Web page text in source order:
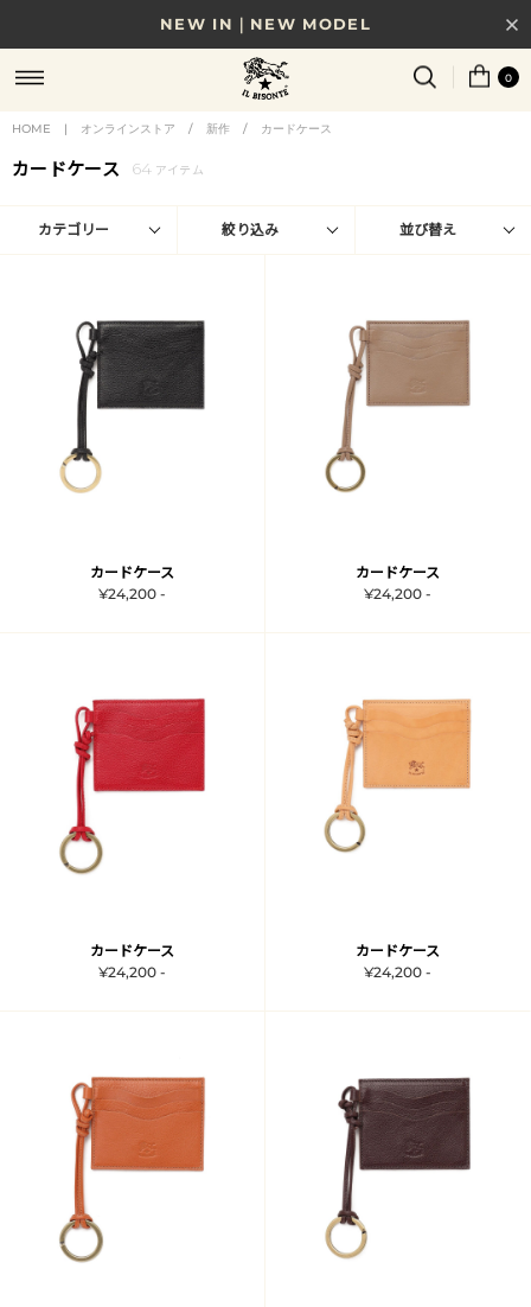
NEW IN｜NEW MODEL
8/17(月)10時まで｜税込11,000円以上で送料無料
贈る相手やシーンから選べる、新しいギフトガイド
NEW IN｜COLOR LEATHER
0
HOME | オンラインストア / 新作 / カードケース
カードケース 64 アイテム
カテゴリー 絞り込み 並び替え
カードケース
¥24,200 -
カードケース
¥24,200 -
カードケース
¥24,200 -
カードケース
¥24,200 -